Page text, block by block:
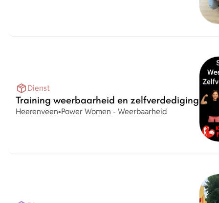
Dienst
Training weerbaarheid en zelfverdediging
Plaats
Heerenveen•Organisatie
Power Women - Weerbaarheid